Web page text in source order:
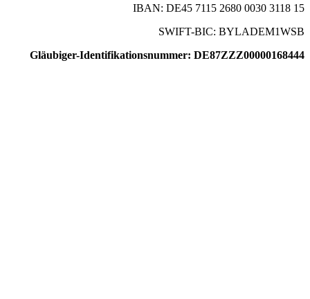
IBAN: DE45 7115 2680 0030 3118 15
SWIFT-BIC: BYLADEM1WSB
Gläubiger-Identifikationsnummer: DE87ZZZ00000168444